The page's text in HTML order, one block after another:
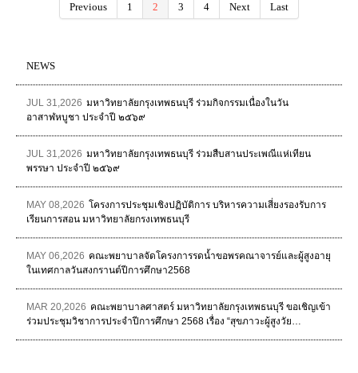
Previous 1 2 3 4 Next Last
NEWS
JUL 31,2026 มหาวิทยาลัยกรุงเทพธนบุรี ร่วมกิจกรรมเนื่องในวัน
อาสาฬหบูชา ประจำปี ๒๕๖๙
JUL 31,2026 มหาวิทยาลัยกรุงเทพธนบุรี ร่วมสืบสานประเพณีแห่เทียน
พรรษา ประจำปี ๒๕๖๙
MAY 08,2026 โครงการประชุมเชิงปฏิบัติการ บริหารความเสี่ยงรองรับการ
เรียนการสอน มหาวิทยาลัยกรงเทพธนบุรี
MAY 06,2026 คณะพยาบาลจัดโครงการรดน้ำขอพรคณาจารย์และผู้สูงอายุ
ในเทศกาลวันสงกรานต์ปีการศึกษา2568
MAR 20,2026 คณะพยาบาลศาสตร์ มหาวิทยาลัยกรุงเทพธนบุรี ขอเชิญเข้า
ร่วมประชุมวิชาการประจำปีการศึกษา 2568 เรื่อง “สุขภาวะผู้สูงวัย…